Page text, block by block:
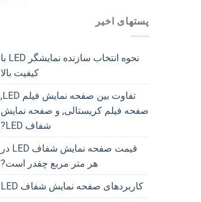
پستهای اخیر
نحوه انتخاب سازنده نمایشگر LED با
کیفیت بالا
تفاوت بین صفحه نمایش فیلم LED,
صفحه فیلم کریستالی, و صفحه نمایش
شفاف LED?
قیمت صفحه نمایش شفاف LED در
هر متر مربع چقدر است?
کاربردهای صفحه نمایش شفاف LED